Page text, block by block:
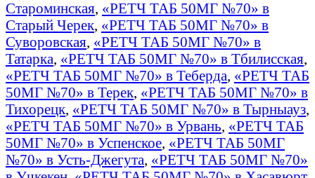
Староминская, «РЕТЧ ТАБ 50МГ №70» в
Старый Черек, «РЕТЧ ТАБ 50МГ №70» в
Суворовская, «РЕТЧ ТАБ 50МГ №70» в
Татарка, «РЕТЧ ТАБ 50МГ №70» в Тбилисская,
«РЕТЧ ТАБ 50МГ №70» в Теберда, «РЕТЧ ТАБ
50МГ №70» в Терек, «РЕТЧ ТАБ 50МГ №70» в
Тихорецк, «РЕТЧ ТАБ 50МГ №70» в Тырныауз,
«РЕТЧ ТАБ 50МГ №70» в Урвань, «РЕТЧ ТАБ
50МГ №70» в Успенское, «РЕТЧ ТАБ 50МГ
№70» в Усть-Джегута, «РЕТЧ ТАБ 50МГ №70»